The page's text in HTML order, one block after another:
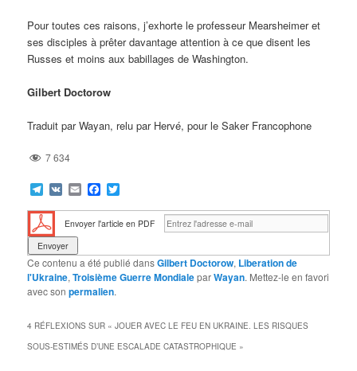
Pour toutes ces raisons, j’exhorte le professeur Mearsheimer et
ses disciples à prêter davantage attention à ce que disent les
Russes et moins aux babillages de Washington.
Gilbert Doctorow
Traduit par Wayan, relu par Hervé, pour le Saker Francophone
7 634
Telegram
VK EmailFacebook
Envoyer l'article en PDF
Ce contenu a été publié dansGilbert Doctorow, Liberation de
l'Ukraine,Troisième Guerre MondialeparWayan. Mettez-le en favori
avec sonpermalien.
4 RÉFLEXIONS SUR «JOUER AVEC LE FEU EN UKRAINE. LES RISQUES
SOUS-ESTIMÉS D’UNE ESCALADE CATASTROPHIQUE »